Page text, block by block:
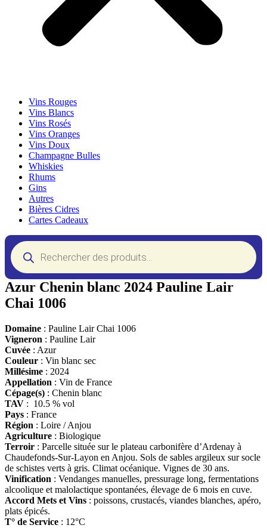
Vins Rouges
Vins Blancs
Vins Rosés
Vins Oranges
Vins Doux
Champagne Bulles
Whiskies
Rhums
Gins
Autres
Bières Cidres
Cartes Cadeaux
Recherche
de
produits
Azur Chenin blanc 2024 Pauline Lair
Chai 1006
Domaine : Pauline Lair Chai 1006
Vigneron : Pauline Lair
Cuvée : Azur
Couleur : Vin blanc sec
Millésime : 2024
Appellation : Vin de France
Cépage(s) : Chenin blanc
TAV : 10.5 % vol
Pays : France
Région : Loire / Anjou
Agriculture : Biologique
Terroir : Parcelle située sur le plateau carbonifère d’Ardenay à
Chaudefonds-Sur-Layon en Anjou. Sols de sables argileux sur socle
de schistes verts à gris. Climat océanique. Vignes de 30 ans.
Vinification : Vendanges manuelles, pressurage long, fermentations
alcoolique et malolactique spontanées, élevage de 6 mois en cuve.
Accord Mets et Vins : poissons, crustacés, viandes blanches, apéro,
plats épicés.
T° de Service : 12°C